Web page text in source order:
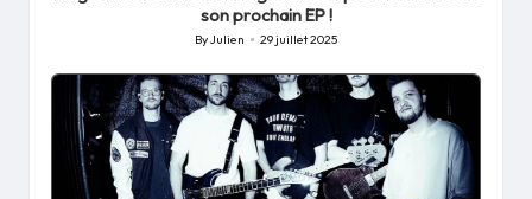
son prochain EP !
Posted
by
ByJulien 29 juillet 2025